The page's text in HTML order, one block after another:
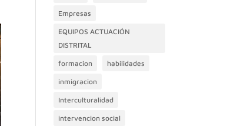
Empresas
EQUIPOS ACTUACIÓN
DISTRITAL
formacion habilidades
inmigracion
Interculturalidad
intervencion social